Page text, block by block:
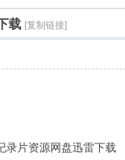
载 [复制链接]
录片资源网盘迅雷下载